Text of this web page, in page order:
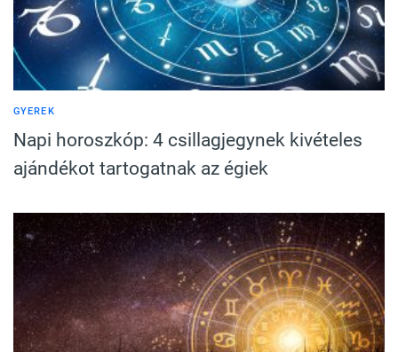
GYEREK
Napi horoszkóp: 4 csillagjegynek kivételes
ajándékot tartogatnak az égiek